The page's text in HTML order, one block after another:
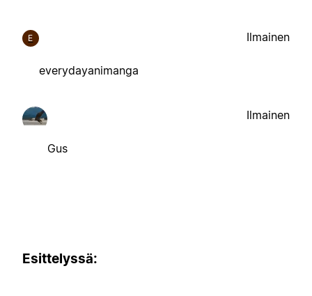
E
everydayanimanga
Ilmainen
Gus
Ilmainen
Esittelyssä: